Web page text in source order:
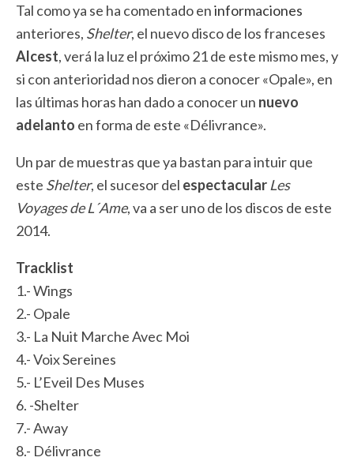
Tal como ya se ha comentado eninformaciones
anteriores, Shelter, el nuevo disco de los franceses
Alcest, verá la luz el próximo 21 de este mismo mes, y
si con anterioridad nos dieron a conocer «Opale», en
las últimas horas han dado a conocer un nuevo
adelanto en forma de este «Délivrance».
Un par de muestras que ya bastan para intuir que
este Shelter, el sucesor del espectacular Les
Voyages de L´Ame, va a ser uno de los discos de este
2014.
Tracklist
1.- Wings
2.- Opale
3.- La Nuit Marche Avec Moi
4.- Voix Sereines
5.- L’Eveil Des Muses
6. -Shelter
7.- Away
8.- Délivrance